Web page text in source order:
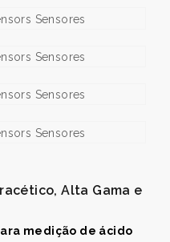
Alta Gama e
medição de ácido